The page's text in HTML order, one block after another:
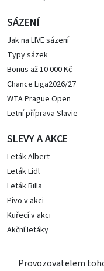
SÁZENÍ
Jak na LIVE sázení
Typy sázek
Bonus až 10 000 Kč
Chance Liga2026/27
WTA Prague Open
Letní příprava Slavie
SLEVY A AKCE
Leták Albert
Leták Lidl
Leták Billa
Pivo v akci
Kuřecí v akci
Akční letáky
Provozovatelem